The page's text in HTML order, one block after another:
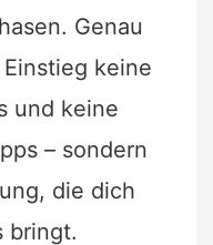
Genau
keine
und keine
– sondern
die dich
bringt.